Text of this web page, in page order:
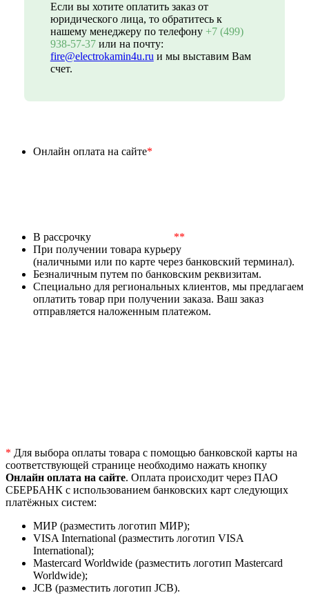
Если вы хотите оплатить заказ от
юридического лица, то обратитесь к
нашему менеджеру по телефону +7 (499)
938-57-37или на почту:
fire@electrokamin4u.ru и мы выставим Вам
счет.
Онлайн оплата на сайте*
В рассрочку
**
При получении товара курьеру
(наличными или по карте через банковский терминал).
Безналичным путем по банковским реквизитам.
Специально для региональных клиентов, мы предлагаем
оплатить товар при получении заказа. Ваш заказ
отправляется наложенным платежом.
* Для выбора оплаты товара с помощью банковской карты на
соответствующей странице необходимо нажать кнопку
Онлайн оплата на сайте. Оплата происходит через ПАО
СБЕРБАНК с использованием банковских карт следующих
платёжных систем:
МИР (разместить логотип МИР);
VISA International (разместить логотип VISA
International);
Mastercard Worldwide (разместить логотип Mastercard
Worldwide);
JCB (разместить логотип JCB).